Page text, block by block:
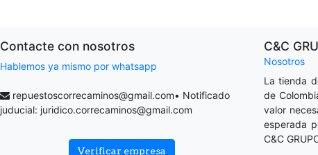
Contacte con nosotros
Hablemos ya mismo por whatsapp
repuestoscorrecaminos@gmail.com• Notificado
juducial: juridico.correcaminos@gmail.com
Verificar empresa
C&C
Nosotros
La tienda
de
valor
esperada
C&C